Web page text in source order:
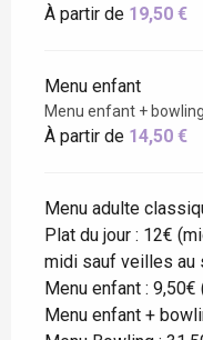
À partir de 19,50 €
Menu enfant
Menu enfant +
À partir de 14,50 €
Menu adulte
Plat du jour : 12€
midi sauf veilles au
Menu enfant :
Menu enfant +